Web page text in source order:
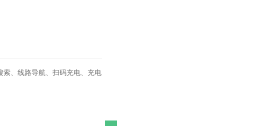
、线路导航、扫码充电、充电